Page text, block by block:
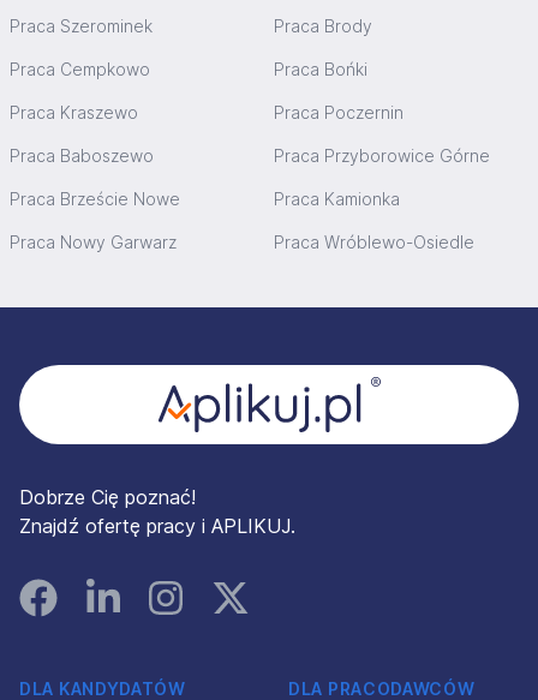
Praca Szerominek Praca Brody
Praca Cempkowo Praca Bońki
Praca Kraszewo Praca Poczernin
Praca Baboszewo Praca Przyborowice Górne
Praca Brzeście Nowe Praca Kamionka
Praca Nowy Garwarz Praca Wróblewo-Osiedle
Dobrze Cię poznać!
Znajdź ofertę pracy i APLIKUJ.
FacebookLinked InInstagramInstagram
DLA KANDYDATÓW DLA PRACODAWCÓW